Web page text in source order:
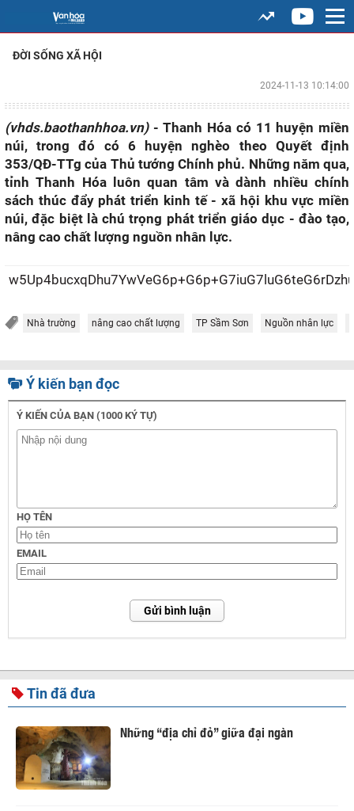
ĐỜI SỐNG XÃ HỘI
2024-11-13 10:14:00
(vhds.baothanhhoa.vn)- Thanh Hóa có 11 huyện miền
núi, trong đó có 6 huyện nghèo theo Quyết định
353/QĐ-TTg của Thủ tướng Chính phủ. Những năm qua,
tỉnh Thanh Hóa luôn quan tâm và dành nhiều chính
sách thúc đẩy phát triển kinh tế - xã hội khu vực miền
núi, đặc biệt là chú trọng phát triển giáo dục - đào tạo,
nâng cao chất lượng nguồn nhân lực.
Nhà trường nâng cao chất lượng TP Sầm Sơn Nguồn nhân lực
Ý kiến bạn đọc
Ý KIẾN CỦA BẠN (1000 KÝ TỰ)
HỌ TÊN
EMAIL
Gửi bình luận
Tin đã đưa
Những “địa chỉ đỏ” giữa đại ngàn